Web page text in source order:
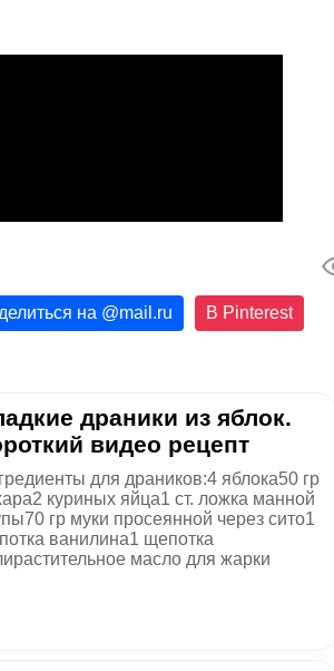
на @mail.ru В Pinterest
драники из яблок.
видео рецепт
для драников:4 яблока50 гр
куриных яйца1 ст. ложка манной
гр муки просеянной через сито1
ванилина1 щепотка
масло для жарки